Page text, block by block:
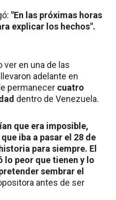
"En las próximas horas
explicar los hechos".
ver en una de las
adelante en
permanecer cuatro
dentro de Venezuela.
que era imposible,
iba a pasar el 28 de
para siempre. El
lo peor que tienen y lo
sembrar el
antes de ser